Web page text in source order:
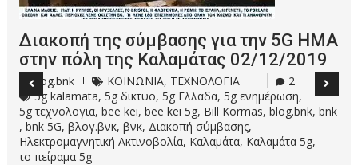
Διακοπή της σύμβασης για την 5G ΗΜΑ
στην πόλη της Καλαμάτας 02/12/2019
blog.bnk ΚΟΙΝΩΝΙΑ, ΤΕΧΝΟΛΟΓΙΑ
2
5g kalamata,5g δικτυο,5g Ελλαδα,5g ενημέρωση,
5g τεχνολογια,bee kei,bee kei 5g, Bill Kormas,blog.bnk,bnk
,bnk 5G,βλογ.βνκ,βνκ, Διακοπή σύμβασης,
Ηλεκτρομαγνητική Ακτινοβολία, Καλαμάτα, Καλαμάτα 5g,
το πείραμα 5g